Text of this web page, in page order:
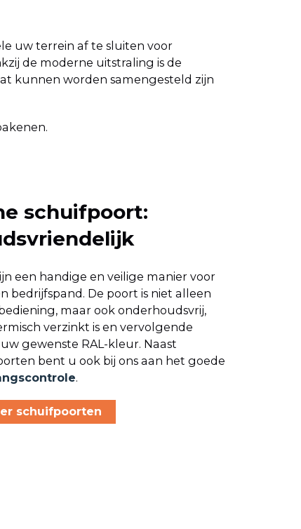
uw terrein af te sluiten voor
de moderne uitstraling is de
kunnen worden samengesteld zijn
schuifpoort:
een handige en veilige manier voor
bedrijfspand. De poort is niet alleen
maar ook onderhoudsvrij,
verzinkt is en vervolgende
gewenste RAL-kleur. Naast
bent u ook bij ons aan het goede
.
schuifpoorten